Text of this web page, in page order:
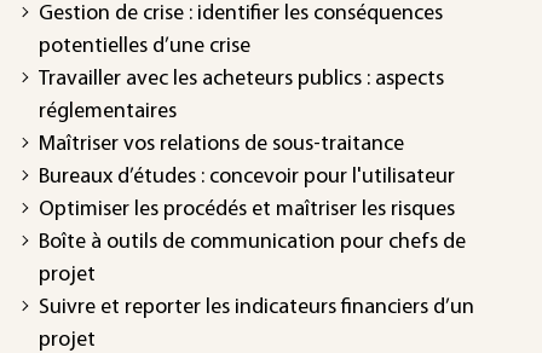
Gestion de crise : identifier les conséquences
potentielles d’une crise
Travailler avec les acheteurs publics : aspects
réglementaires
Maîtriser vos relations de sous-traitance
Bureaux d’études : concevoir pour l'utilisateur
Optimiser les procédés et maîtriser les risques
Boîte à outils de communication pour chefs de
projet
Suivre et reporter les indicateurs financiers d’un
projet